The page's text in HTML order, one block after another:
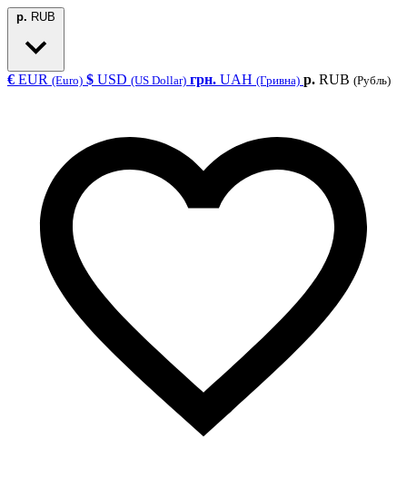
р. RUB
€ EUR (Euro) $ USD (US Dollar) грн. UAH (Гривна) р. RUB (Рубль)